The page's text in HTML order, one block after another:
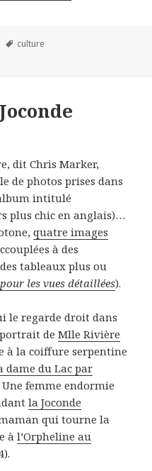
Mots-
culture
dit Chris Marker,
de photos prises dans
intitulé
plus chic en anglais)…
quatre images
à des
tableaux plus ou
les vues détaillées).
le regarde droit dans
portrait deMlle Rivière
à la coiffure serpentine
dame du Lac par
Une femme endormie
la Joconde
qui tourne la
àl’Orpheline au